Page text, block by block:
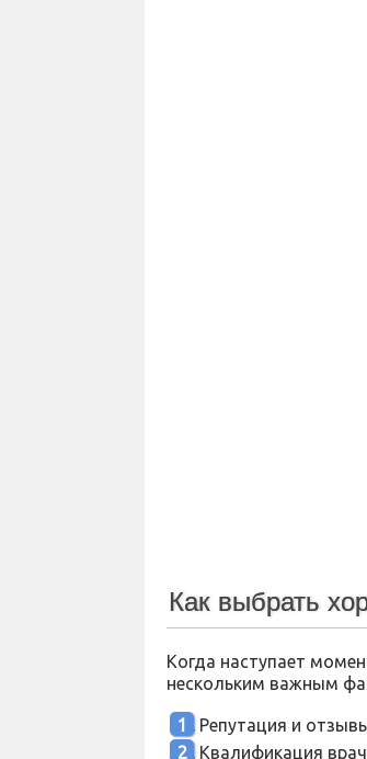
Как выбрать
Когда наступает
нескольким важным
Репутация и
Квалификация